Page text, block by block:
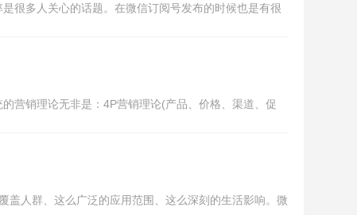
很多人关心的话题。在微信订阅号发布的时候也是有很
营销理论无非是：4P营销理论(产品、价格、渠道、促
盖人群、这么广泛的应用范围、这么深刻的生活影响。微